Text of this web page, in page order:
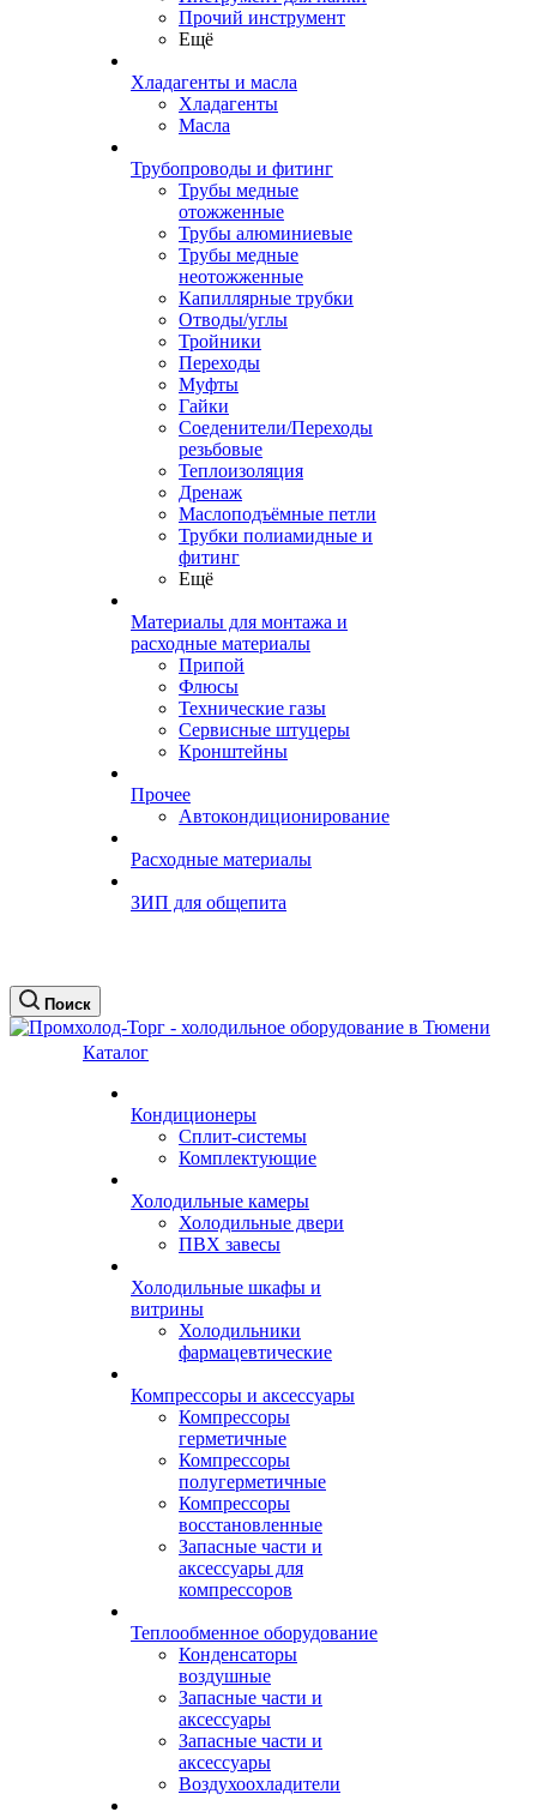
Прочий инструмент
Ещё
Хладагенты и масла
Хладагенты
Масла
Трубопроводы и фитинг
Трубы медные
отожженные
Трубы алюминиевые
Трубы медные
неотожженные
Капиллярные трубки
Отводы/углы
Тройники
Переходы
Муфты
Гайки
Соеденители/Переходы
резьбовые
Теплоизоляция
Дренаж
Маслоподъёмные петли
Трубки полиамидные и
фитинг
Ещё
Материалы для монтажа и
расходные материалы
Припой
Флюсы
Технические газы
Сервисные штуцеры
Кронштейны
Прочее
Автокондиционирование
Расходные материалы
ЗИП для общепита
Поиск
Каталог
Кондиционеры
Сплит-системы
Комплектующие
Холодильные камеры
Холодильные двери
ПВХ завесы
Холодильные шкафы и
витрины
Холодильники
фармацевтические
Компрессоры и аксессуары
Компрессоры
герметичные
Компрессоры
полугерметичные
Компрессоры
восстановленные
Запасные части и
аксессуары для
компрессоров
Теплообменное оборудование
Конденсаторы
воздушные
Запасные части и
аксессуары
Запасные части и
аксессуары
Воздухоохладители